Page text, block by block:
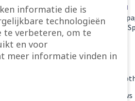
Spaces
Stay up-to-
Menu
Safer
FAQ
Nieuws
informatie die is
technologieën
te verbeteren, om te
en voor
meer informatie vinden in